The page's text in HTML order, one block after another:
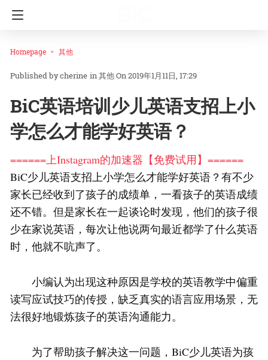
Homepage 其他
cherine in其他On 2019年1月11日, 17:29
BiC英语培训少儿英语支招上小
学怎么才能学好英语？
======上Instagram的加速器【免费试用】======
BiC少儿英语支招上小学怎么才能学好英语？有不少
家长已经收到了孩子的成绩单，一看孩子的英语成绩
还不错。但是家长在一起谈论时发现，他们的孩子很
少在家说英语，每次让他说两句最近都学了什么英语
时，他就不吭声了。
小编认为出现这种原因是学校的英语教学中偏重
读写应试技巧的传授，缺乏真实的语言应用场景，无
法很好地锻炼孩子的英语沟通能力。
为了帮助孩子解决这一问题，BiC少儿英语为孩